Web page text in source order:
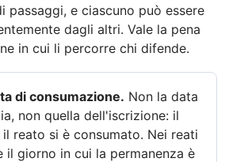
passaggi, e ciascuno può essere
dagli altri. Vale la pena
in cui li percorre chi difende.
di consumazione. Non la data
non quella dell'iscrizione: il
reato si è consumato. Nei reati
il giorno in cui la permanenza è